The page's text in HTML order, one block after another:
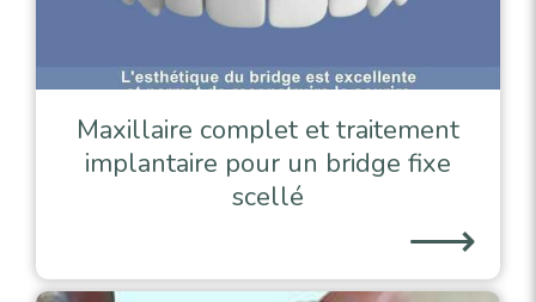
Maxillaire complet et traitement
implantaire pour un bridge fixe
scellé
⟶